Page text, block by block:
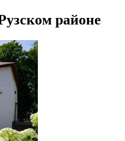
районе